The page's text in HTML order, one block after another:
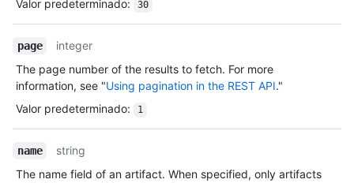
Valor predeterminado: 30
page
integer
The page number of the results to fetch. For more
information, see "Using pagination in the REST API."
Valor predeterminado: 1
name
string
The name field of an artifact. When specified, only artifacts